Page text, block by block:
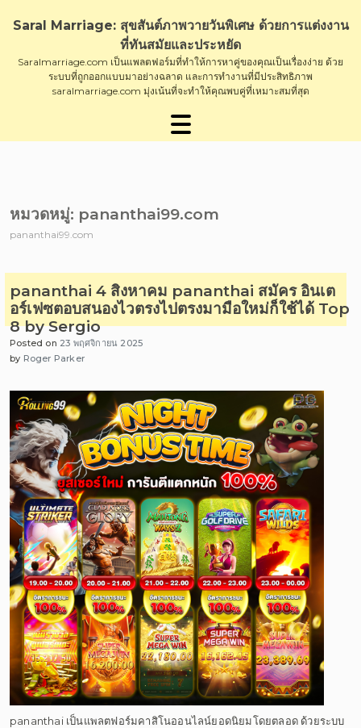
Saral Marriage: สุขสันต์ภาพวายวันพิเศษ ด้วยการแต่งงาน
ที่ทันสมัยและประหยัด
Saralmarriage.com เป็นแพลตฟอร์มที่ทำให้การหาคู่ของคุณเป็นเรื่องง่าย ด้วย
ระบบที่ถูกออกแบบมาอย่างฉลาด และการทำงานที่มีประสิทธิภาพ
saralmarriage.com มุ่งเน้นที่จะทำให้คุณพบคู่ที่เหมาะสมที่สุด
หมวดหมู่: pananthai99.com
pananthai99.com
pananthai 4 สิงหาคม pananthai สมัคร อินเต
อร์เฟซตอบสนองไวตรงไปตรงมามือใหม่ก็ใช้ได้ Top
8 by Sergio
Posted on 23 พฤศจิกายน 2025
by Roger Parker
pananthai เป็นแพลตฟอร์มคาสิโนออนไลน์ยอดนิยมโดยตลอด ด้วยระบบ